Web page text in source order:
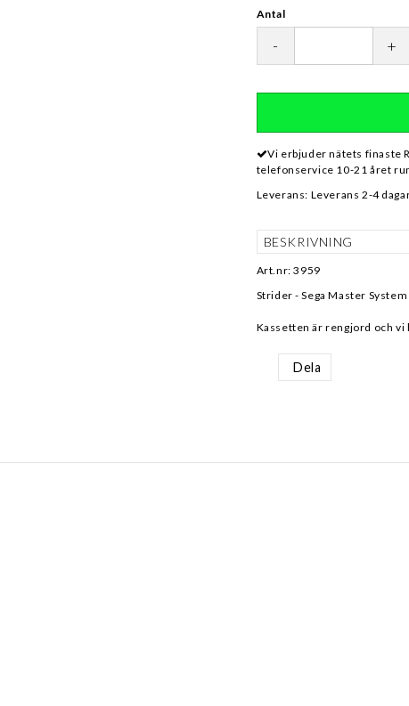
Antal
- +
Vi erbjuder nätets finaste
telefonservice 10-21 året
Leverans: Leverans 2-4
BESKRIVNING
Art.nr: 3959
Strider - Sega Master System
Kassetten är rengjord och vi
Dela